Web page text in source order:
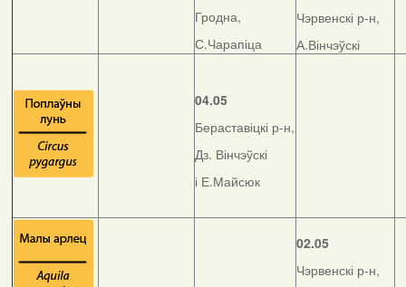
Гродна,
С.Чарапіца
Чэрвенскі р-н,
А.Вінчэўскі
04.05
Бераставіцкі р-н,
Дз. Вінчэўскі
і Е.Майсюк
02.05
Чэрвенскі р-н,